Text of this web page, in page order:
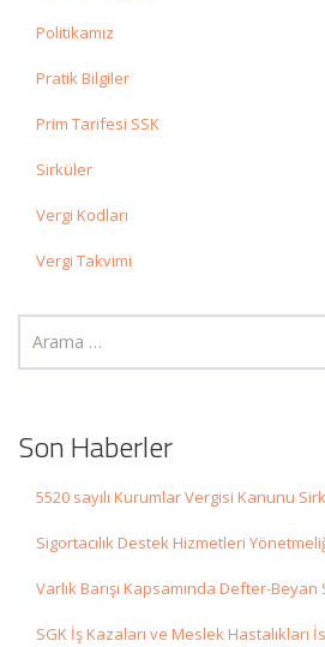
Politikamız
Pratik Bilgiler
Prim Tarifesi SSK
Sirküler
Vergi Kodları
Vergi Takvimi
Son Haberler
5520 sayılı Kurumlar Vergisi Kanunu
Sigortacılık Destek Hizmetleri
Varlık Barışı Kapsamında Defter-Beyan
SGK İş Kazaları ve Meslek Hastalıkları